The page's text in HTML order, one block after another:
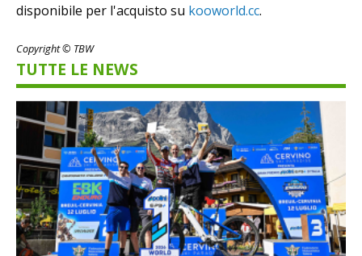
disponibile per l'acquisto su kooworld.cc.
Copyright © TBW
TUTTE LE NEWS